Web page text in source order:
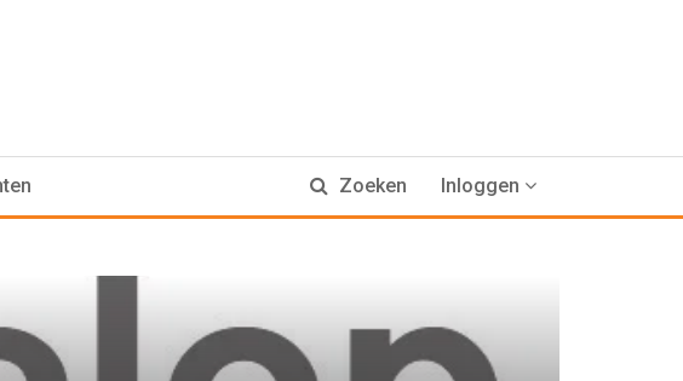
Zoeken Inloggen